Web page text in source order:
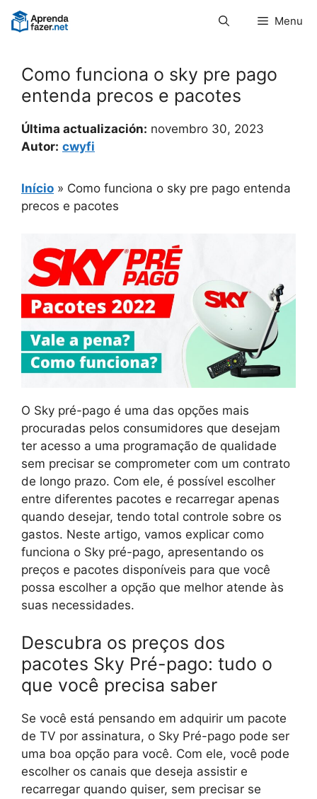
Pular
para
Menu
Como funciona o sky pre pago
entenda precos e pacotes
Última actualización: novembro 30, 2023
Autor: cwyfi
Início » Como funciona o sky pre pago entenda
precos e pacotes
O Sky pré-pago é uma das opções mais
procuradas pelos consumidores que desejam
ter acesso a uma programação de qualidade
sem precisar se comprometer com um contrato
de longo prazo. Com ele, é possível escolher
entre diferentes pacotes e recarregar apenas
quando desejar, tendo total controle sobre os
gastos. Neste artigo, vamos explicar como
funciona o Sky pré-pago, apresentando os
preços e pacotes disponíveis para que você
possa escolher a opção que melhor atende às
suas necessidades.
Descubra os preços dos
pacotes Sky Pré-pago: tudo o
que você precisa saber
Se você está pensando em adquirir um pacote
de TV por assinatura, o Sky Pré-pago pode ser
uma boa opção para você. Com ele, você pode
escolher os canais que deseja assistir e
recarregar quando quiser, sem precisar se